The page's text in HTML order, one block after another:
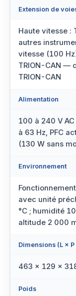
Extension de
Haute vitesse :
autres
vitesse (100
TRION-CAN —
TRION-CAN
Alimentation
100 à 240 V
à 63 Hz, PFC
(130 W sans
Environnement
avec unité
°C ; humidité
altitude 2 000
Dimensions (L ×
463 × 129 ×
Poids